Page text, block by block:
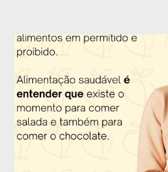
anos e desde os 16 anos eu escolhi
impacto que uma má alimentação
descobrir uma forma de mudar essa
pessoas. Apesar de ter muitas outras
anteriormente, eu nunca consegui me
coisa. Fui uma criança acima do peso e
dos padrões de beleza impostos pela